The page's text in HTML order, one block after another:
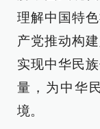
理解中国特
产党推动构
实现中华民
量，为中华
境。